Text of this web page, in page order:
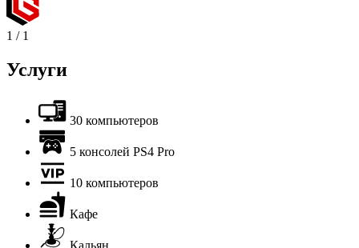
1 / 1
Услуги
30 компьютеров
5 консолей PS4 Pro
10 компьютеров
Кафе
Кальян